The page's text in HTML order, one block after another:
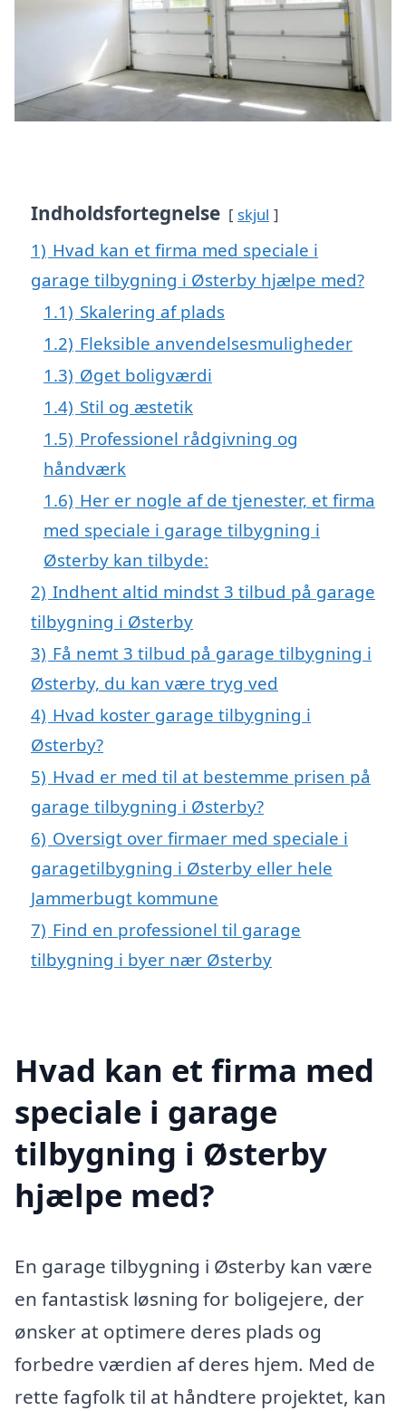
Indholdsfortegnelse skjul
1) Hvad kan et firma med speciale i
garage tilbygning i Østerby hjælpe med?
1.1) Skalering af plads
1.2) Fleksible anvendelsesmuligheder
1.3) Øget boligværdi
1.4) Stil og æstetik
1.5) Professionel rådgivning og
håndværk
1.6) Her er nogle af de tjenester, et firma
med speciale i garage tilbygning i
Østerby kan tilbyde:
2) Indhent altid mindst 3 tilbud på garage
tilbygning i Østerby
3) Få nemt 3 tilbud på garage tilbygning i
Østerby, du kan være tryg ved
4) Hvad koster garage tilbygning i
Østerby?
5) Hvad er med til at bestemme prisen på
garage tilbygning i Østerby?
6) Oversigt over firmaer med speciale i
garagetilbygning i Østerby eller hele
Jammerbugt kommune
7) Find en professionel til garage
tilbygning i byer nær Østerby
Hvad kan et firma med
speciale i garage
tilbygning i Østerby
hjælpe med?
En garage tilbygning i Østerby kan være
en fantastisk løsning for boligejere, der
ønsker at optimere deres plads og
forbedre værdien af deres hjem. Med de
rette fagfolk til at håndtere projektet, kan